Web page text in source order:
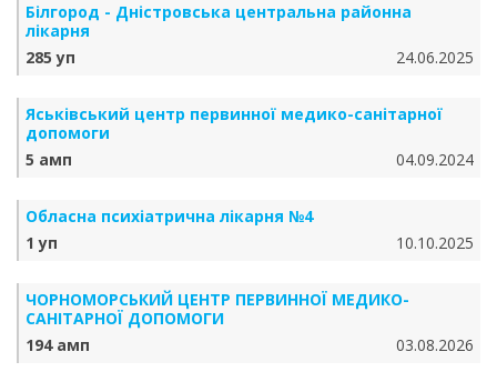
Білгород - Дністровська центральна районна
лікарня
285 уп
24.06.2025
Яськівський центр первинної медико-санітарної
допомоги
5 амп
04.09.2024
Обласна психіатрична лікарня №4
1 уп
10.10.2025
ЧОРНОМОРСЬКИЙ ЦЕНТР ПЕРВИННОЇ МЕДИКО-
САНІТАРНОЇ ДОПОМОГИ
194 амп
03.08.2026